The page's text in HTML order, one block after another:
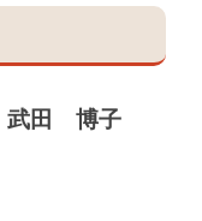
武田 博子